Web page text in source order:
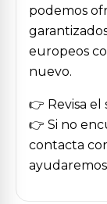
podemos
europeos
nuevo.
👉 Revisa
👉 Si no
contacta